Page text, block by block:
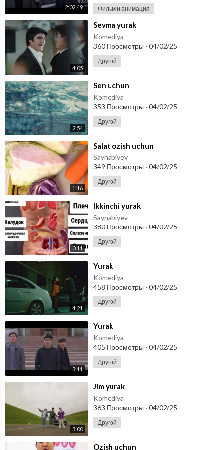
2:02:49 Фильм и анимация
4:05
⁣Sevma yurak
Komediya
360 Просмотры · 04/02/25
Другой
2:54
⁣Sen uchun
Komediya
353 Просмотры · 04/02/25
Другой
1:16
⁣Salat ozish uchun
Saynabiyev
349 Просмотры · 04/02/25
Другой
0:11
⁣Ikkinchi yurak
Saynabiyev
380 Просмотры · 04/02/25
Другой
4:21
⁣Yurak
Komediya
458 Просмотры · 04/02/25
Другой
3:11
⁣Yurak
Komediya
405 Просмотры · 04/02/25
Другой
3:00
⁣Jim yurak
Komediya
363 Просмотры · 04/02/25
Другой
⁣Ozish uchun